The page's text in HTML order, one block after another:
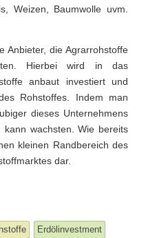
Weizen, Baumwolle uvm.
Anbieter, die Agrarrohstoffe
Hierbei wird in das
anbaut investiert und
Rohstoffes. Indem man
dieses Unternehmens
wachsten. Wie bereits
kleinen Randbereich des
dar.
Erdölinvestment